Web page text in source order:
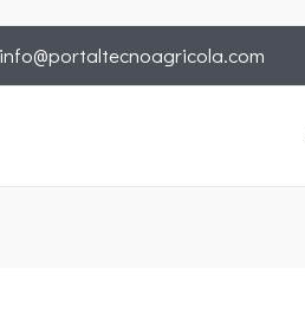
info@portaltecnoagricola.com